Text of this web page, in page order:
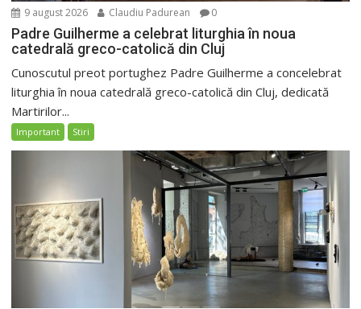
9 august 2026 Claudiu Padurean 0
Padre Guilherme a celebrat liturghia în noua
catedrală greco-catolică din Cluj
Cunoscutul preot portughez Padre Guilherme a concelebrat
liturghia în noua catedrală greco-catolică din Cluj, dedicată
Martirilor...
Important Stiri